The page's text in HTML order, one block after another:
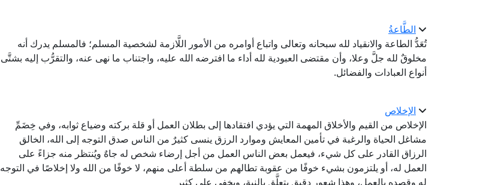
الطَّاعةُ
تُعَدُّ الطاعة والانقياد لله سبحانه وتعالى واتباع أوامره من الأمور اللَّازمة لشخصية المسلم؛ فالمسلم يدرك أنه
مخلوقٌ لله جلَّ وعلا، وأن مقتضى العبودية لله أداء ما افترضه الله عليه، واجتناب ما نهى عنه، والتقرُّب إليه بشتَّى
أنواع العبادات والفضائل.
الإخلاص
الإخلاص من القيم والأخلاق المهمة التي يؤدي افتقادها إلى بطلان العمل أو قلة بركته وضياع ثوابه، وفي خِضَمِّ
مشاغل الحياة والرغبة في تأمين المعايش وموارد الرزق ينسى كثيرٌ من الناس صدق التوجه إلى الله، الخالق
الرزاق القادر على كل شيء، فيعمل بعض الناس العمل من أجل إرضاء شخص له جاهٌ ويُنتظر منه جزاءً على
العمل له، أو يلتزمون بشيء خوفًا من عقوبة تطالهم من سلطة أعلى منهم، لا خوفًا من الله ولا إخلاصًا في التوجه
له وقصده بالعمل، وهذا شعور دقيق يتعلَّق بالنية، ويخفى على كثير